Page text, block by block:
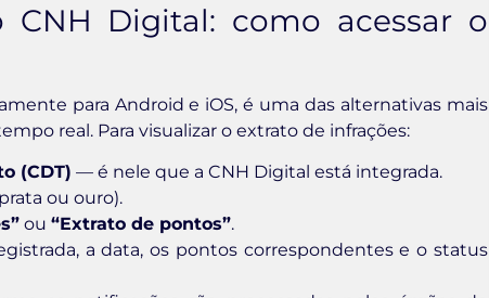
CNH Digital: como acessar o
para Android e iOS, é uma das alternativas mais
real. Para visualizar o extrato de infrações:
(CDT) — é nele que a CNH Digital está integrada.
ou ouro).
ou “Extrato de pontos”.
a data, os pontos correspondentes e o status